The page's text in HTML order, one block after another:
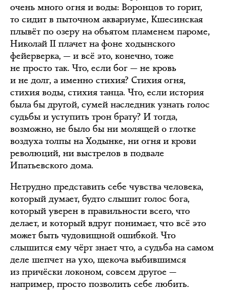
очень много огня и воды: Воронцов то горит,
то сидит в пыточном аквариуме, Кшесинская
плывёт по озеру на объятом пламенем пароме,
Николай II плачет на фоне ходынского
фейерверка, — и всё это, конечно, тоже
не просто так. Что, если бог — не кровь
и не долг, а именно стихия? Стихия огня,
стихия воды, стихия танца. Что, если история
была бы другой, сумей наследник узнать голос
судьбы и уступить трон брату? И тогда,
возможно, не было бы ни молящей о глотке
воздуха толпы на Ходынке, ни огня и крови
революций, ни выстрелов в подвале
Ипатьевского дома.
Нетрудно представить себе чувства человека,
который думает, будто слышит голос бога,
который уверен в правильности всего, что
делает, и который вдруг понимает, что всё это
может быть чудовищной ошибкой. Что
слышится ему чёрт знает что, а судьба на самом
деле шепчет на ухо, щекоча выбившимся
из причёски локоном, совсем другое —
например, просто позволить себе любить.